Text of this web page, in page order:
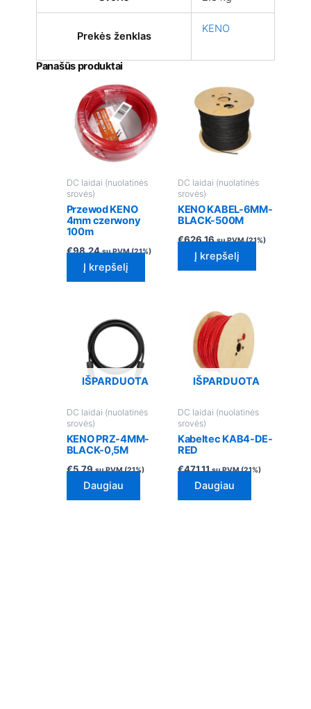
Prekės ženklas
KENO
Panašūs produktai
DC laidai (nuolatinės
srovės)
Przewod KENO
4mm czerwony
100m
€98.24 su PVM (21%)
Į krepšelį
DC laidai (nuolatinės
srovės)
KENO KABEL-6MM-
BLACK-500M
€626.16 su PVM (21%)
Į krepšelį
IŠPARDUOTA
DC laidai (nuolatinės
srovės)
KENO PRZ-4MM-
BLACK-0,5M
€5.79 su PVM (21%)
Daugiau
IŠPARDUOTA
DC laidai (nuolatinės
srovės)
Kabeltec KAB4-DE-
RED
€471.11 su PVM (21%)
Daugiau